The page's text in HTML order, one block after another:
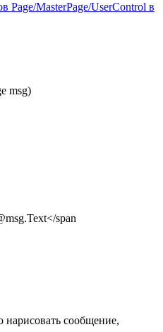
Page/MasterPage/UserControl в
msg)
span
нарисовать сообщение,